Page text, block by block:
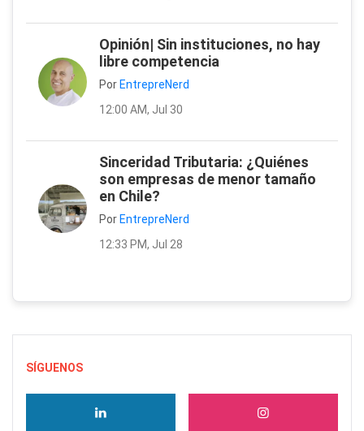
Opinión| Sin instituciones, no hay
libre competencia
Por EntrepreNerd
12:00 AM, Jul 30
Sinceridad Tributaria: ¿Quiénes
son empresas de menor tamaño
en Chile?
Por EntrepreNerd
12:33 PM, Jul 28
SÍGUENOS